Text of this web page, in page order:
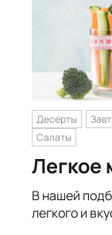
Десерты
Салаты
Легкое
В нашей
легкого и